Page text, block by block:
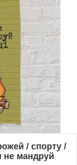
/ спорту /
не мандруй